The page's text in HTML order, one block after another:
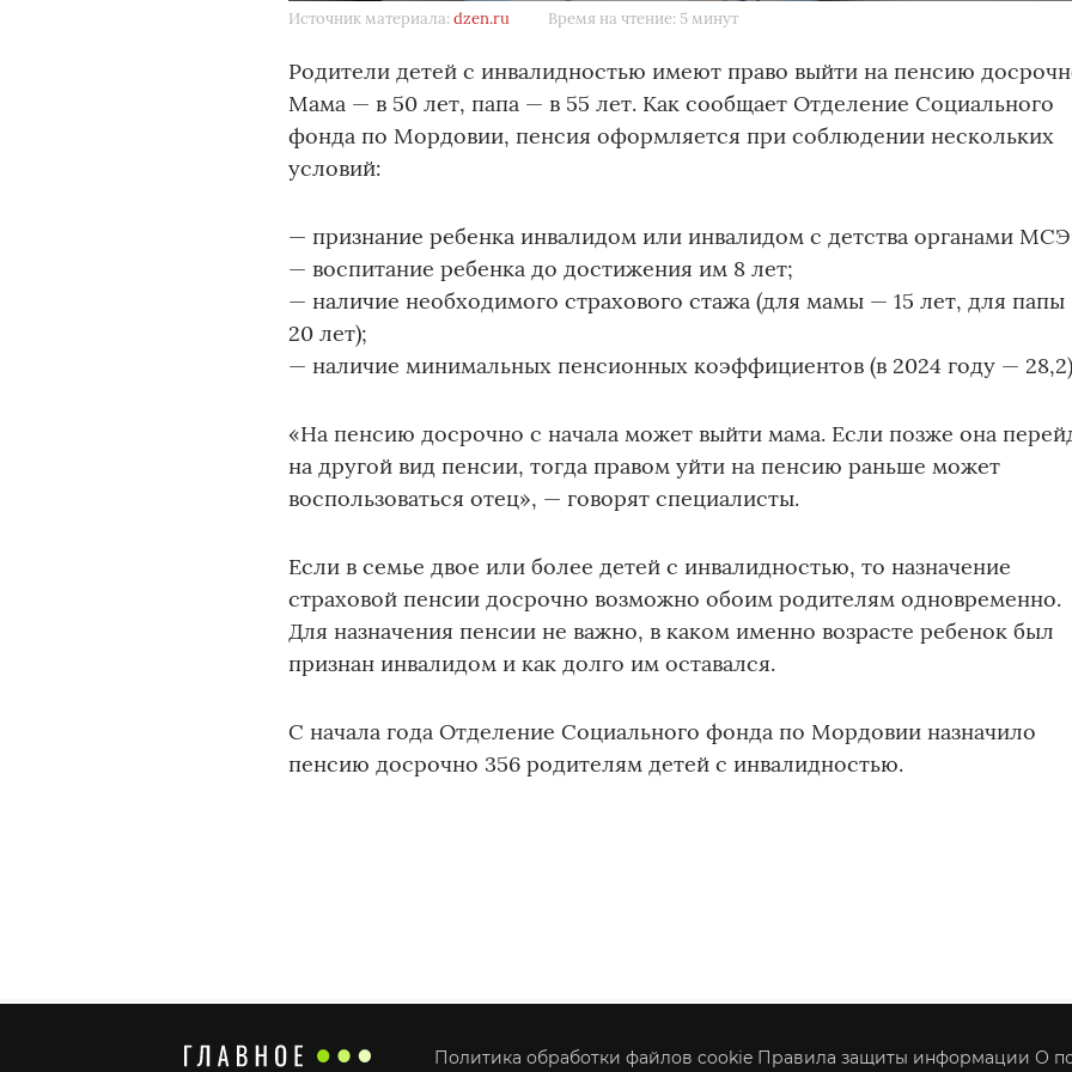
Источник материала:dzen.ru Время на чтение: 5 минут
Родители детей с инвалидностью имеют право выйти на пенсию
Мама — в 50 лет, папа — в 55 лет. Как сообщает Отделение Социального
фонда по Мордовии, пенсия оформляется при соблюдении нескольких
условий:
— признание ребенка инвалидом или инвалидом с детства органами
— воспитание ребенка до достижения им 8 лет;
— наличие необходимого страхового стажа (для мамы — 15 лет, для
20 лет);
— наличие минимальных пенсионных коэффициентов (в 2024 году —
«На пенсию досрочно с начала может выйти мама. Если позже она
на другой вид пенсии, тогда правом уйти на пенсию раньше может
воспользоваться отец», — говорят специалисты.
Если в семье двое или более детей с инвалидностью, то назначение
страховой пенсии досрочно возможно обоим родителям одновременно.
Для назначения пенсии не важно, в каком именно возрасте ребенок был
признан инвалидом и как долго им оставался.
С начала года Отделение Социального фонда по Мордовии назначило
пенсию досрочно 356 родителям детей с инвалидностью.
Политика обработки файлов cookie Правила защиты информации О